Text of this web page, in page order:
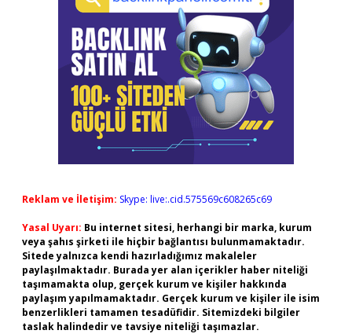
Reklam ve İletişim: Skype: live:.cid.575569c608265c69
Yasal Uyarı: Bu internet sitesi, herhangi bir marka, kurum
veya şahıs şirketi ile hiçbir bağlantısı bulunmamaktadır.
Sitede yalnızca kendi hazırladığımız makaleler
paylaşılmaktadır. Burada yer alan içerikler haber niteliği
taşımamakta olup, gerçek kurum ve kişiler hakkında
paylaşım yapılmamaktadır. Gerçek kurum ve kişiler ile isim
benzerlikleri tamamen tesadüfidir. Sitemizdeki bilgiler
taslak halindedir ve tavsiye niteliği taşımazlar.